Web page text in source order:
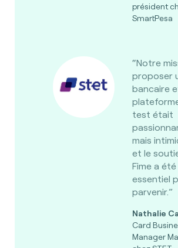
président
SmartPesa
“Notre
proposer
bancaire
test était
mais
et le
Fime a été
essentiel
parvenir.”
Nathalie
Card
Manager